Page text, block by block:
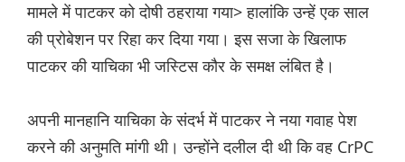
मामले में पाटकर को दोषी ठहराया गया> हालांकि उन्हें एक साल
की प्रोबेशन पर रिहा कर दिया गया। इस सजा के खिलाफ
पाटकर की याचिका भी जस्टिस कौर के समक्ष लंबित है।
अपनी मानहानि याचिका के संदर्भ में पाटकर ने नया गवाह पेश
करने की अनुमति मांगी थी। उन्होंने दलील दी थी कि वह CrPC